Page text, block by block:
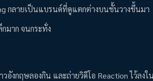
กลายเป็นแบรนด์ที่ดูแตกต่างบนชั้นวางขึ้นมา
มาก จนกระทั่ง
อังกฤษลองกิน และถ่ายวิดีโอ Reaction ไว้ลงใ